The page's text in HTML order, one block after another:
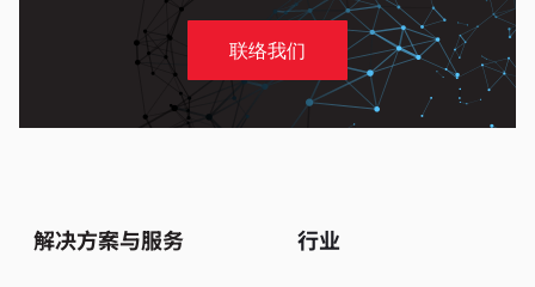
联络我们
解决方案与服务 行业